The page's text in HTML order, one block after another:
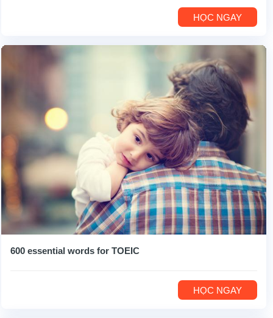
HỌC NGAY
600 essential words for TOEIC
HỌC NGAY